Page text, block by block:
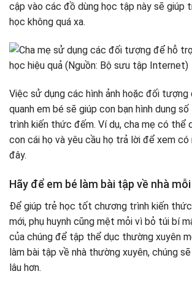
cập vào các đồ dùng học tập này sẽ giúp
học không quá xa.
Việc sử dụng các hình ảnh hoặc đối tượng
quanh em bé sẽ giúp con bạn hình dung
trình kiến ​​thức đếm. Ví dụ, cha mẹ có thể
con cái họ và yêu cầu họ trả lời để xem
đây.
Hãy để em bé làm bài tập về nhà
Để giúp trẻ học tốt chương trình kiến
mới, phụ huynh cũng mệt mỏi vì bỏ túi bí
của chúng để tập thể dục thường xuyên
làm bài tập về nhà thường xuyên, chúng
lâu hơn.